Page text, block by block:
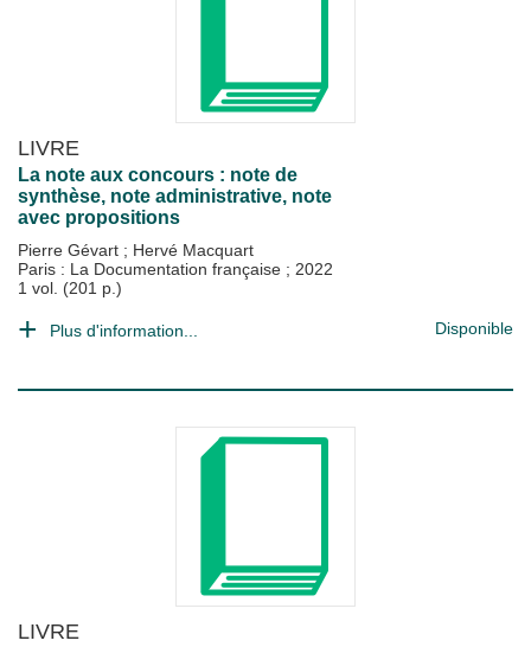
LIVRE
La note aux concours : note de
synthèse, note administrative, note
avec propositions
Pierre Gévart ; Hervé Macquart
Paris : La Documentation française ; 2022
1 vol. (201 p.)
Plus d'information... Disponible
LIVRE